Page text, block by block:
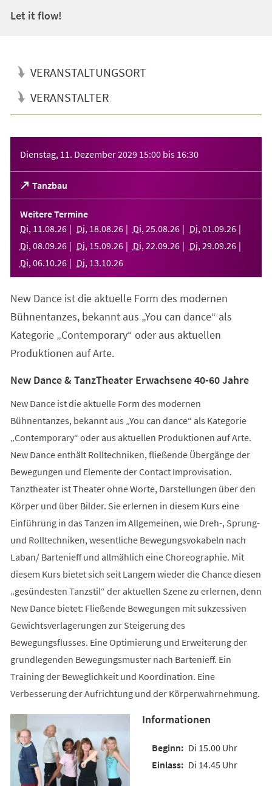
Let it flow!
VERANSTALTUNGSORT
VERANSTALTER
Dienstag, 11. Dezember 2029 15:00 bis 16:30
Tanzbau
(Öffnet
in
einem
neuen
Tab)
Weitere Termine
Di, 11 .08.26 Di, 18.08.26 Di, 25.08.26 Di, 01 .09.26
Di, 08.09.26 Di, 15.09.26 Di, 22.09.26 Di, 29.09.26
Di, 06.10.26 Di, 13.10.26
New Dance ist die aktuelle Form des modernen
Bühnentanzes, bekannt aus „You can dance“ als
Kategorie „Contemporary“ oder aus aktuellen
Produktionen auf Arte.
New Dance & TanzTheater Erwachsene 40-60 Jahre
New Dance ist die aktuelle Form des modernen
Bühnentanzes, bekannt aus „You can dance“ als Kategorie
„Contemporary“ oder aus aktuellen Produktionen auf Arte.
New Dance enthält Rolltechniken, fließende Übergänge der
Bewegungen und Elemente der Contact Improvisation.
Tanztheater ist Theater ohne Worte, Darstellungen über den
Körper und über Bilder. Sie erlernen in diesem Kurs eine
Einführung in das Tanzen im Allgemeinen, wie Dreh-, Sprung-
und Rolltechniken, wesentliche Bewegungsvokabeln nach
Laban/ Bartenieff und allmählich eine Choreographie. Mit
diesem Kurs bietet sich seit Langem wieder die Chance diesen
„gesündesten Tanzstil“ der aktuellen Szene zu erlernen, denn
New Dance bietet: Fließende Bewegungen mit sukzessiven
Gewichtsverlagerungen zur Steigerung des
Bewegungsflusses. Eine Optimierung und Erweiterung der
grundlegenden Bewegungsmuster nach Bartenieff. Ein
Training der Beweglichkeit und Koordination. Eine
Verbesserung der Aufrichtung und der Körperwahrnehmung.
Informationen
Di 15.00 Uhr
Di 14.45 Uhr